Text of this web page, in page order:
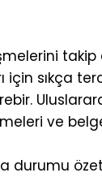
için sıkça
ve
durumu